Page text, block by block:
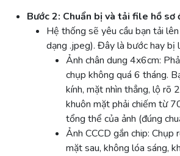
Bước 2: Chuẩn bị và tải file hồ sơ
Hệ thống sẽ yêu cầu bạn tải
dạng .jpeg). Đây là bước hay bị
Ảnh chân dung 4x6cm:
chụp không quá 6 tháng.
kính, mặt nhìn thẳng, lộ rõ
khuôn mặt phải chiếm từ
tổng thể của ảnh (đúng
Ảnh CCCD gắn chip:
mặt sau, không lóa sáng,